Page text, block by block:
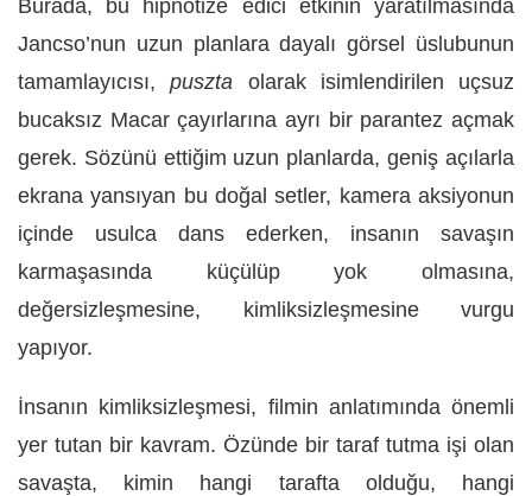
Burada, bu hipnotize edici etkinin yaratılmasında
Jancso’nun uzun planlara dayalı görsel üslubunun
tamamlayıcısı,puszta olarak isimlendirilen uçsuz
bucaksız Macar çayırlarına ayrı bir parantez açmak
gerek. Sözünü ettiğim uzun planlarda, geniş açılarla
ekrana yansıyan bu doğal setler, kamera aksiyonun
içinde usulca dans ederken, insanın savaşın
karmaşasında küçülüp yok olmasına,
değersizleşmesine, kimliksizleşmesine vurgu
yapıyor.
İnsanın kimliksizleşmesi, filmin anlatımında önemli
yer tutan bir kavram. Özünde bir taraf tutma işi olan
savaşta, kimin hangi tarafta olduğu, hangi